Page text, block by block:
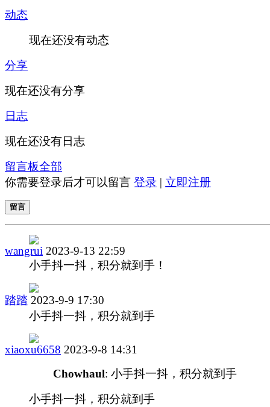
动态
现在还没有动态
分享
现在还没有分享
日志
现在还没有日志
留言板全部
你需要登录后才可以留言 登录 | 立即注册
留言
wangrui 2023-9-13 22:59
小手抖一抖，积分就到手！
踏踏 2023-9-9 17:30
小手抖一抖，积分就到手
xiaoxu6658 2023-9-8 14:31
Chowhaul: 小手抖一抖，积分就到手
小手抖一抖，积分就到手